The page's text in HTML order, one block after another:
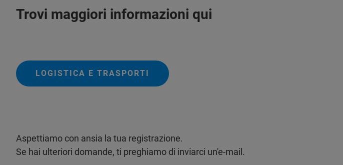
Trovi maggiori informazioni qui
LOGISTICA E TRASPORTI
Aspettiamo con ansia la tua registrazione.
Se hai ulteriori domande, ti preghiamo di inviarci un'e-mail.